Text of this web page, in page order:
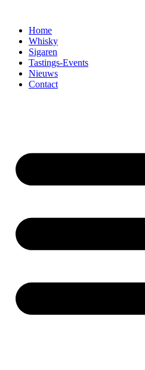
Home
Whisky
Sigaren
Tastings-Events
Nieuws
Contact